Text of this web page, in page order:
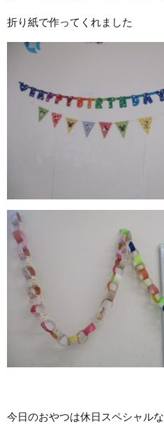
折り紙で作ってくれました
今日のおやつは休日スペシャルな